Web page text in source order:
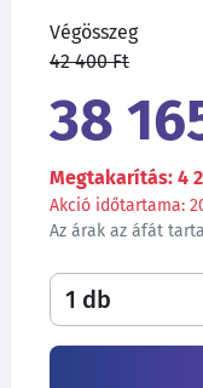
Végösszeg
42 400 Ft
38
Megtakarítás: 4
Akció időtartama:
Az árak az áfát